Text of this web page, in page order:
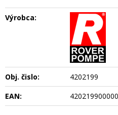
Výrobca:
Obj. čislo:
4202199
EAN: